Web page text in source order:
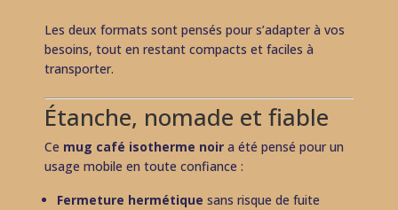
Les deux formats sont pensés pour s’adapter à vos
besoins, tout en restant compacts et faciles à
transporter.
Étanche, nomade et fiable
Ce mug café isotherme noir a été pensé pour un
usage mobile en toute confiance :
Fermeture hermétique sans risque de fuite